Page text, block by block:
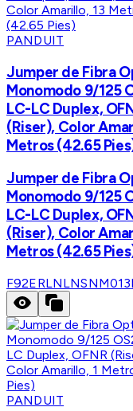
PANDUIT
Jumper de Fibra
Monomodo 9/125
LC-LC Duplex,
(Riser), Color
Metros (42.65
Jumper de Fibra
Monomodo 9/125
LC-LC Duplex,
(Riser), Color
Metros (42.65
F92ERLNLNSNM013
PANDUIT